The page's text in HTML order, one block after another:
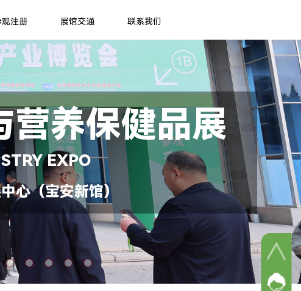
观注册 展馆交通 联系我们
营养保健品展
EXPO
（宝安新馆）
网站客